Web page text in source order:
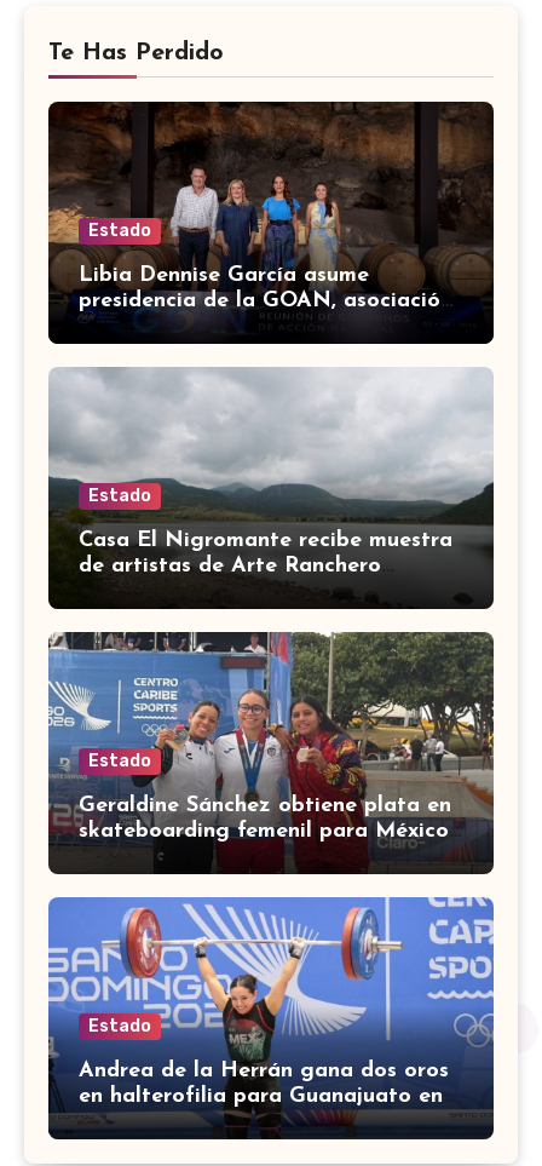
Te Has Perdido
Estado
Libia Dennise García asume
presidencia de la GOAN, asociación
de gobernadores de Acción
Nacional
Estado
Casa El Nigromante recibe muestra
de artistas de Arte Ranchero
Pandillero
Estado
Geraldine Sánchez obtiene plata en
skateboarding femenil para México
en los Centroamericanos 2026
Estado
Andrea de la Herrán gana dos oros
en halterofilia para Guanajuato en
los Juegos Centroamericanos 2026